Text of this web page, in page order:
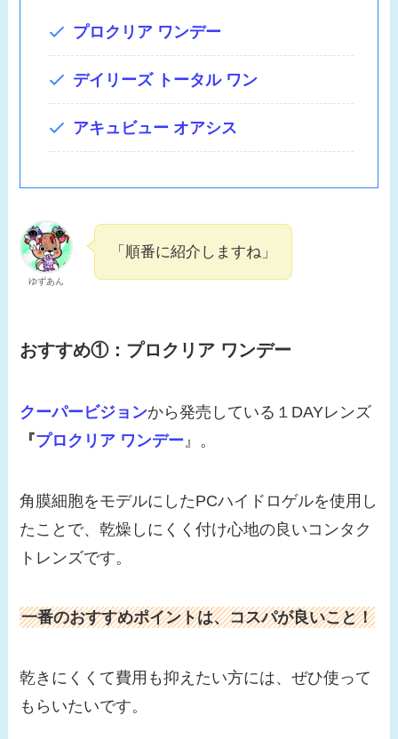
プロクリア ワンデー
デイリーズ トータル ワン
アキュビュー オアシス
ゆずあん
「順番に紹介しますね」
おすすめ①：プロクリア ワンデー
クーパービジョンから発売している１DAYレンズ
『プロクリア ワンデー 』。
角膜細胞をモデルにしたPCハイドロゲルを使用し
たことで、乾燥しにくく付け心地の良いコンタク
トレンズです。
一番のおすすめポイントは、コスパが良いこと！
乾きにくくて費用も抑えたい方には、ぜひ使って
もらいたいです。